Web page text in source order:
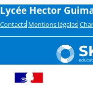
Lycée Hector
Contacts Mentions légales